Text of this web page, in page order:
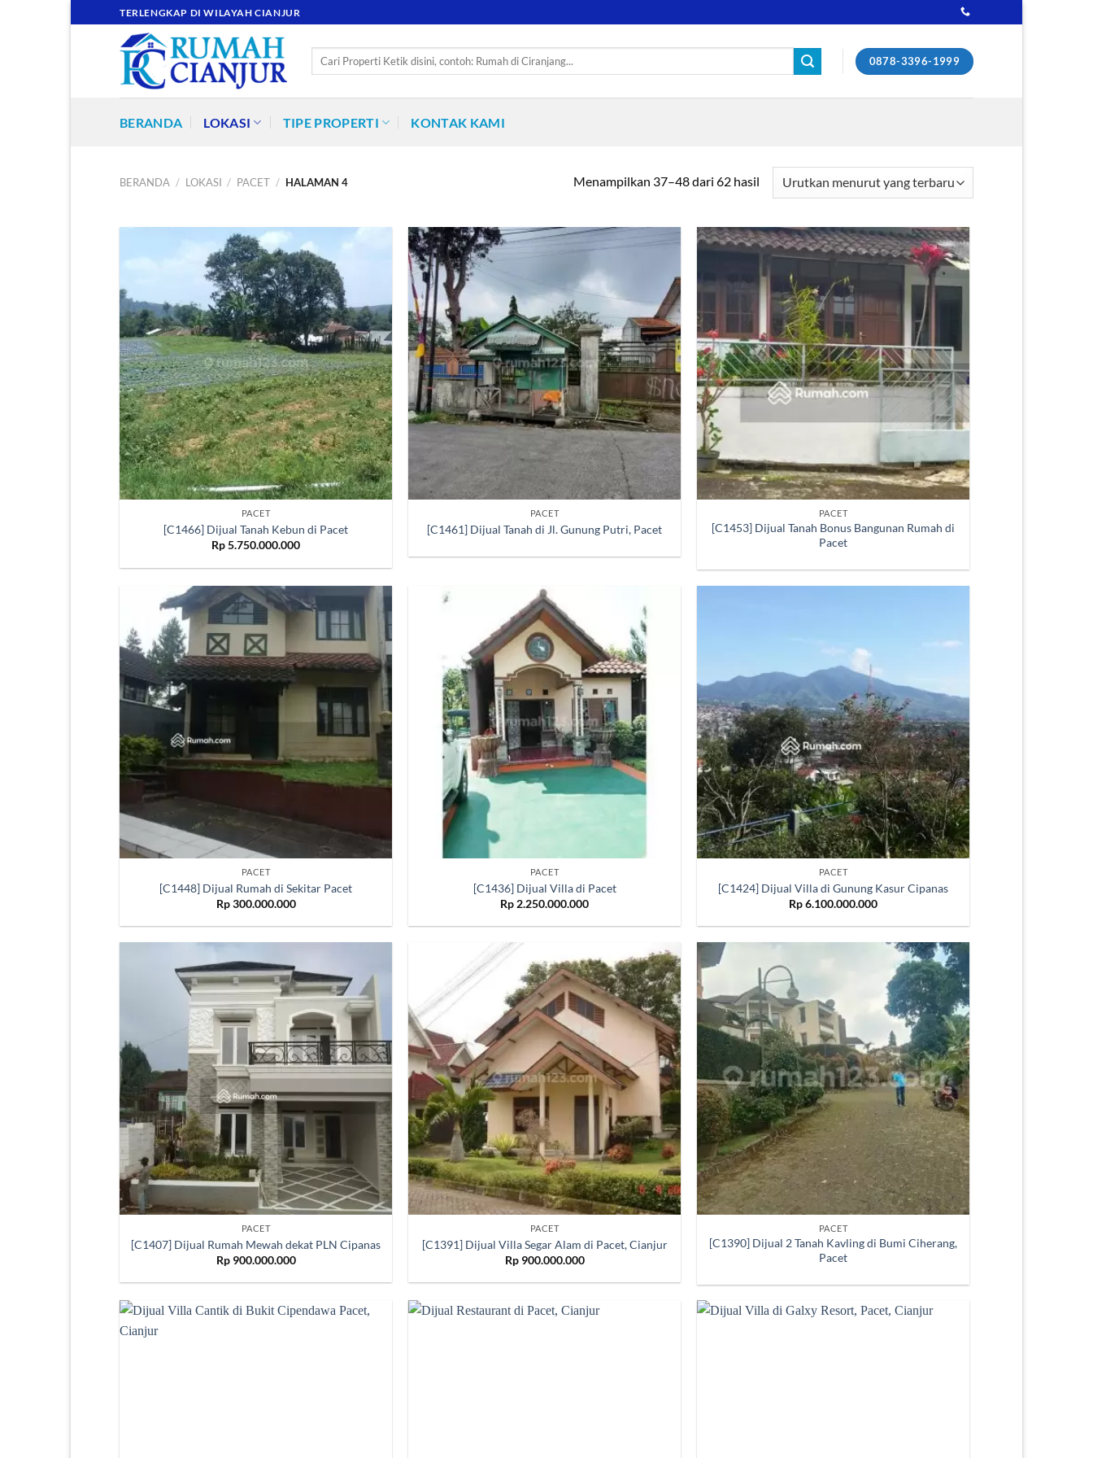
to
TERLENGKAP DI WILAYAH CIANJUR
Pencarian
0878-3396-1999
BERANDA LOKASI TIPE PROPERTI KONTAK KAMI
BERANDA / LOKASI / PACET / HALAMAN 4 Menampilkan 37–48 dari 62 hasilDiurutkan
menurut
terbaru
PACET
[C1466] Dijual Tanah Kebun di Pacet
Rp5.750.000.000
PACET
[C1461] Dijual Tanah di Jl. Gunung Putri, Pacet
PACET
[C1453] Dijual Tanah Bonus Bangunan Rumah di
Pacet
PACET
[C1448] Dijual Rumah di Sekitar Pacet
Rp300.000.000
PACET
[C1436] Dijual Villa di Pacet
Rp 2.250.000.000
PACET
[C1424] Dijual Villa di Gunung Kasur Cipanas
Rp6.100.000.000
PACET
[C1407] Dijual Rumah Mewah dekat PLN Cipanas
Rp900.000.000
PACET
[C1391] Dijual Villa Segar Alam di Pacet, Cianjur
Rp900.000.000
PACET
[C1390] Dijual 2 Tanah Kavling di Bumi Ciherang,
Pacet